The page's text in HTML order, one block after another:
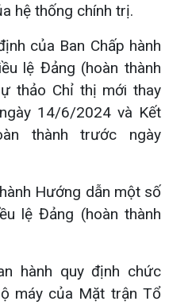
hệ thống chính trị.
của Ban Chấp hành
lệ Đảng (hoàn thành
thảo Chỉ thị mới thay
14/6/2024 và Kết
thành trước ngày
Hướng dẫn một số
lệ Đảng (hoàn thành
hành quy định chức
máy của Mặt trận Tổ